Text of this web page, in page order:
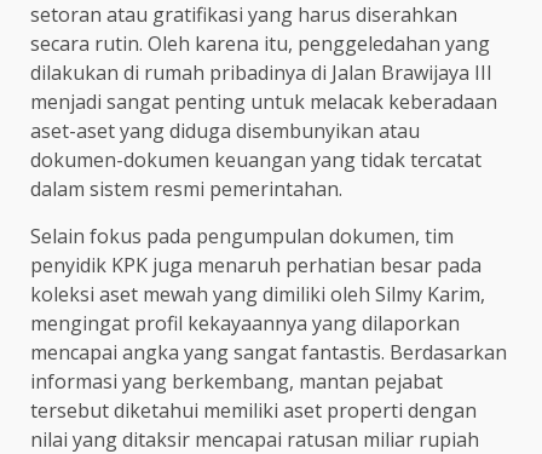
setoran atau gratifikasi yang harus diserahkan
secara rutin. Oleh karena itu, penggeledahan yang
dilakukan di rumah pribadinya di Jalan Brawijaya III
menjadi sangat penting untuk melacak keberadaan
aset-aset yang diduga disembunyikan atau
dokumen-dokumen keuangan yang tidak tercatat
dalam sistem resmi pemerintahan.
Selain fokus pada pengumpulan dokumen, tim
penyidik KPK juga menaruh perhatian besar pada
koleksi aset mewah yang dimiliki oleh Silmy Karim,
mengingat profil kekayaannya yang dilaporkan
mencapai angka yang sangat fantastis. Berdasarkan
informasi yang berkembang, mantan pejabat
tersebut diketahui memiliki aset properti dengan
nilai yang ditaksir mencapai ratusan miliar rupiah